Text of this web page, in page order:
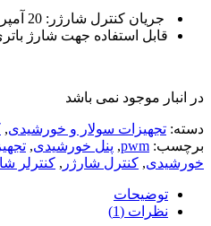
جریان کنترل شارژر: 20 آمپر
قابل استفاده جهت شارژ باتری های 12
در انبار موجود نمی باشد
دسته: تجهیزات سولار و خورشیدی,
برچسب: pwm
, پنل خورشیدی,
خورشیدی, کنترل شارژر , کنترلر
توضیحات
نظرات (1)